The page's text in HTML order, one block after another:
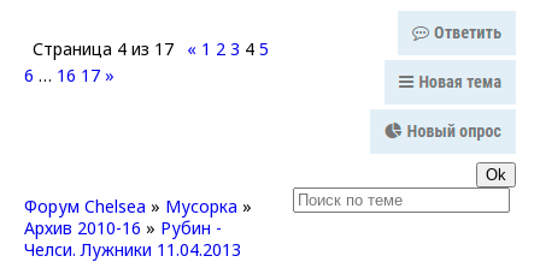
Страница 4 из 17 « 1 2 3 4 5
6 … 16 17 »
Форум Chelsea » Мусорка »
Архив 2010-16 » Рубин -
Челси. Лужники 11.04.2013